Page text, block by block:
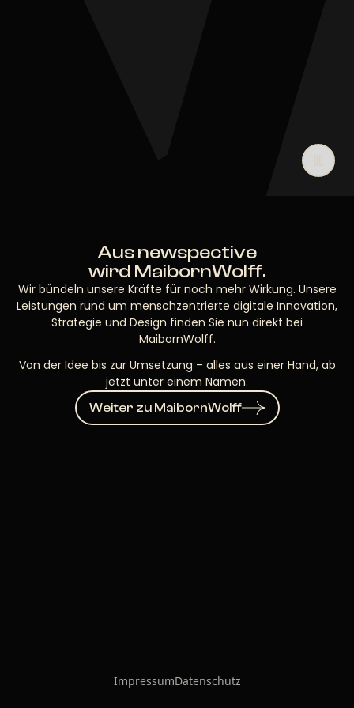
Aus newspective
wird MaibornWolff.
Wir bündeln unsere Kräfte für noch mehr Wirkung. Unsere
Leistungen rund um menschzentrierte digitale Innovation,
Strategie und Design finden Sie nun direkt bei
MaibornWolff.
Von der Idee bis zur Umsetzung – alles aus einer Hand, ab
jetzt unter einem Namen.
Weiter zu MaibornWolff
ImpressumDatenschutz